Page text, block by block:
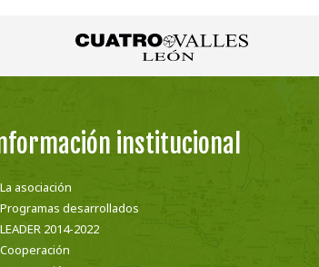
institucional
La asociación
Programas desarrollados
LEADER 2014-2022
Cooperación